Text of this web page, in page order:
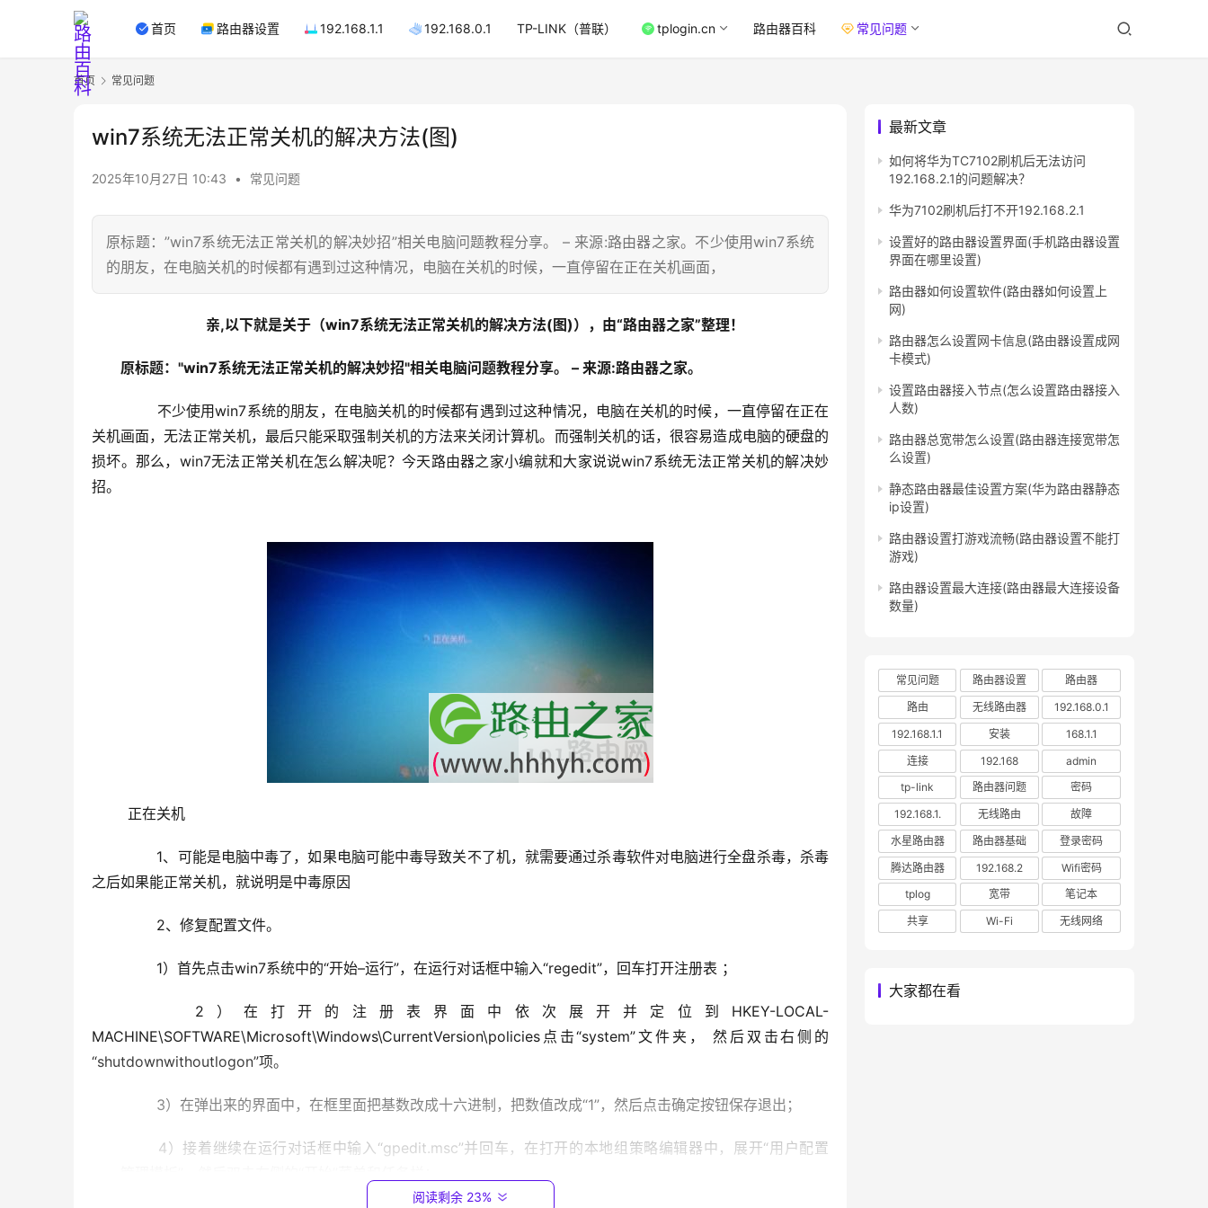
首页 路由器设置 192.168.1.1 192.168.0.1 TP-LINK（普联） tplogin.cn 路由器百科 常见问题
首页 常见问题
win7系统无法正常关机的解决方法(图)
2025年10月27日 10:43 • 常见问题
原标题：”win7系统无法正常关机的解决妙招”相关电脑问题教程分享。 – 来源:路由器之家。不少使用win7系统
的朋友，在电脑关机的时候都有遇到过这种情况，电脑在关机的时候，一直停留在正在关机画面，
亲,以下就是关于（win7系统无法正常关机的解决方法(图)），由“路由器之家”整理！
原标题："win7系统无法正常关机的解决妙招"相关电脑问题教程分享。 – 来源:路由器之家。
关机画面，无法正常关机，最后只能采取强制关机的方法来关闭计算机。而强制关机的话，很容易造成电脑的硬盘的
损坏。那么，win7无法正常关机在怎么解决呢？今天路由器之家小编就和大家说说win7系统无法正常关机的解决妙
招。
	正在关机
之后如果能正常关机，就说明是中毒原因
	　　2、修复配置文件。
	　　1）首先点击win7系统中的“开始–运行”，在运行对话框中输入“regedit”，回车打开注册表 ；
MACHINE\SOFTWARE\Microsoft\Windows\CurrentVersion\policies点击“system”文件夹， 然后双击右侧的
“shutdownwithoutlogon”项。
	　　3）在弹出来的界面中，在框里面把基数改成十六进制，把数值改成“1”，然后点击确定按钮保存退出；
阅读剩余 23%
最新文章
如何将华为TC7102刷机后无法访问
192.168.2.1的问题解决？
华为7102刷机后打不开192.168.2.1
设置好的路由器设置界面(手机路由器设置
界面在哪里设置)
路由器如何设置软件(路由器如何设置上
网)
路由器怎么设置网卡信息(路由器设置成网
卡模式)
设置路由器接入节点(怎么设置路由器接入
人数)
路由器总宽带怎么设置(路由器连接宽带怎
么设置)
静态路由器最佳设置方案(华为路由器静态
ip设置)
路由器设置打游戏流畅(路由器设置不能打
游戏)
路由器设置最大连接(路由器最大连接设备
数量)
常见问题 路由器设置
路由器
路由
无线路由器
192.168.0.1
192.168.1.1
安装
168.1.1
连接
192.168
admin
tp-link
路由器问题
密码
192.168.1.
无线路由
故障
水星路由器
路由器基础
登录密码
腾达路由器
192.168.2
Wifi密码
tplog
宽带
笔记本
共享
Wi-Fi 无线网络
大家都在看